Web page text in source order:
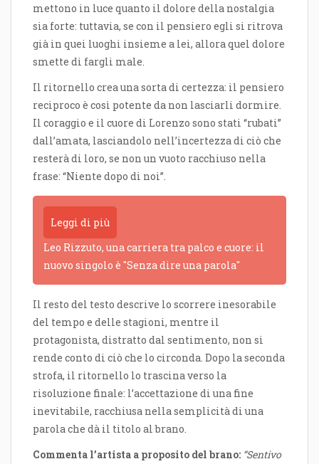
mettono in luce quanto il dolore della nostalgia
sia forte: tuttavia, se con il pensiero egli si ritrova
già in quei luoghi insieme a lei, allora quel dolore
smette di fargli male.
Il ritornello crea una sorta di certezza: il pensiero
reciproco è così potente da non lasciarli dormire.
Il coraggio e il cuore di Lorenzo sono stati “rubati”
dall’amata, lasciandolo nell’incertezza di ciò che
resterà di loro, se non un vuoto racchiuso nella
frase: “Niente dopo di noi”.
Leggi di più
Leo Rizzuto, una carriera tra palco e cuore: il
nuovo singolo è "Senza dire una parola"
Il resto del testo descrive lo scorrere inesorabile
del tempo e delle stagioni, mentre il
protagonista, distratto dal sentimento, non si
rende conto di ciò che lo circonda. Dopo la seconda
strofa, il ritornello lo trascina verso la
risoluzione finale: l’accettazione di una fine
inevitabile, racchiusa nella semplicità di una
parola che dà il titolo al brano.
Commenta l’artista a proposito del brano: “Sentivo